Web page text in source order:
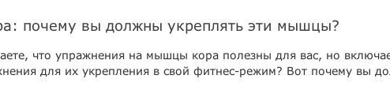
почему вы должны укреплять эти мышцы?
что упражнения на мышцы кора полезны для вас, но
для их укрепления в свой фитнес-режим? Вот почему вы